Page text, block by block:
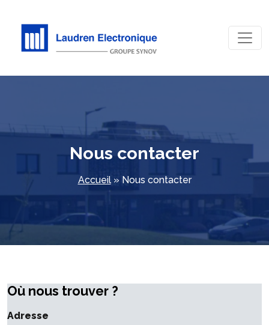
Nous contacter
Accueil» Nous contacter
Où nous trouver ?
Adresse